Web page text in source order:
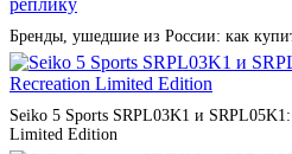
Бренды, ушедшие из России: как
Seiko 5 Sports SRPL03K1 и
Limited Edition